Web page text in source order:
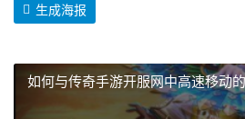
生成海报
如何与传奇手游开服网中高速移动